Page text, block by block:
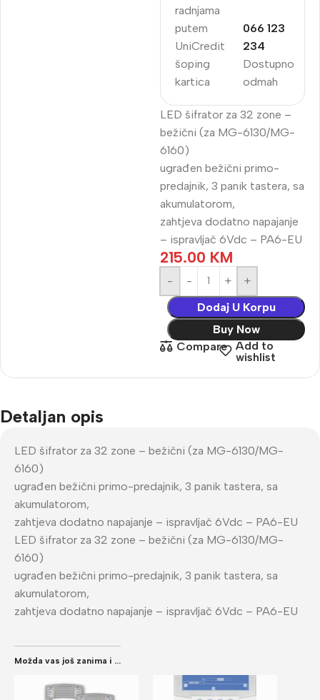
radnjama
putem
UniCredit
šoping
kartica
Dostupno
odmah
066 123
234
LED šifrator za 32 zone –
bežični (za MG-6130/MG-
6160)
ugrađen bežični primo-
predajnik, 3 panik tastera, sa
akumulatorom,
zahtjeva dodatno napajanje
– ispravljač 6Vdc – PA6-EU
215.00 KM
-
+
Dodaj U Korpu
Buy Now
Compare
Add to
wishlist
Detaljan opis
LED šifrator za 32 zone – bežični (za MG-6130/MG-
6160)
ugrađen bežični primo-predajnik, 3 panik tastera, sa
akumulatorom,
zahtjeva dodatno napajanje – ispravljač 6Vdc – PA6-EU
LED šifrator za 32 zone – bežični (za MG-6130/MG-
6160)
ugrađen bežični primo-predajnik, 3 panik tastera, sa
akumulatorom,
zahtjeva dodatno napajanje – ispravljač 6Vdc – PA6-EU
Možda vas još zanima i ...